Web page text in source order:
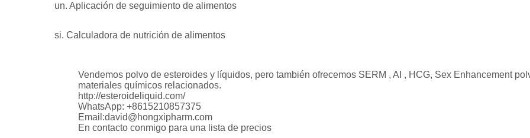
un. Aplicación de seguimiento de alimentos
si. Calculadora de nutrición de alimentos
Vendemos polvo de esteroides y líquidos, pero también ofrecemos SERM , AI , HCG, Sex Enhancement
materiales químicos relacionados.
http://esteroideliquid.com/
WhatsApp: +8615210857375
Email:david@hongxipharm.com
En contacto conmigo para una lista de precios